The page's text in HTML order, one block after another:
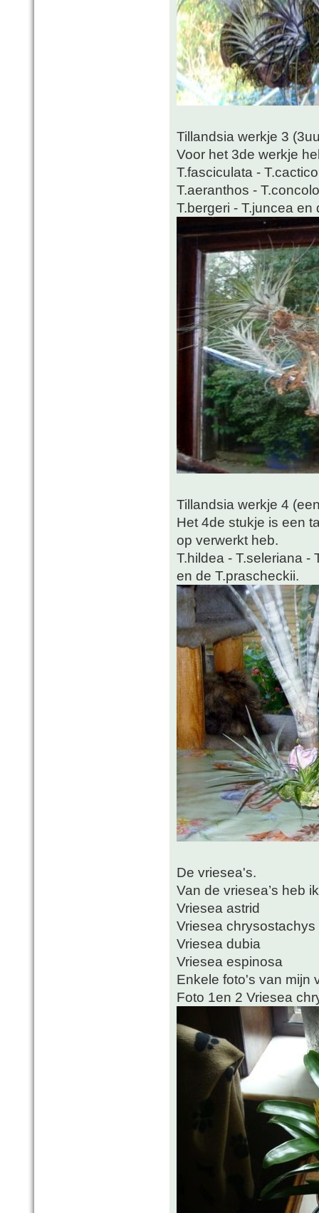
Tillandsia werkje 3
Voor het 3de werkje
T.fasciculata -
T.aeranthos -
T.bergeri - T.juncea en
Tillandsia werkje 4
Het 4de stukje is een
op verwerkt heb.
T.hildea - T.seleriana -
en de T.prascheckii.
De vriesea's.
Van de vriesea’s heb
Vriesea astrid
Vriesea chrysostachys
Vriesea dubia
Vriesea espinosa
Enkele foto's van mijn
Foto 1en 2 Vriesea